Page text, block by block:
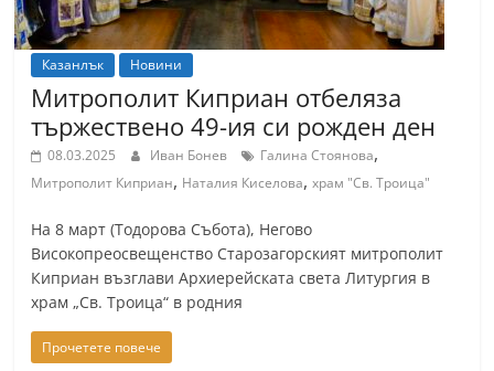
z
a
n
l
a
b
g
.
i
n
Казанлък Новини
Митрополит Киприан отбеляза
тържествено 49-ия си рожден ден
08.03.2025 Иван Бонев Галина Стоянова,
Митрополит Киприан, Наталия Киселова,храм "Св. Троица"
На 8 март (Тодорова Събота), Негово
Високопреосвещенство Старозагорският митрополит
Киприан възглави Архиерейската света Литургия в
храм „Св. Троица“ в родния
Прочетете повече